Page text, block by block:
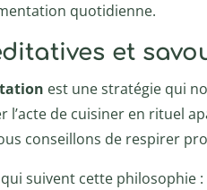
quotidienne.
et
est une stratégie qui
de cuisiner en rituel
conseillons de respirer
suivent cette philosophie :